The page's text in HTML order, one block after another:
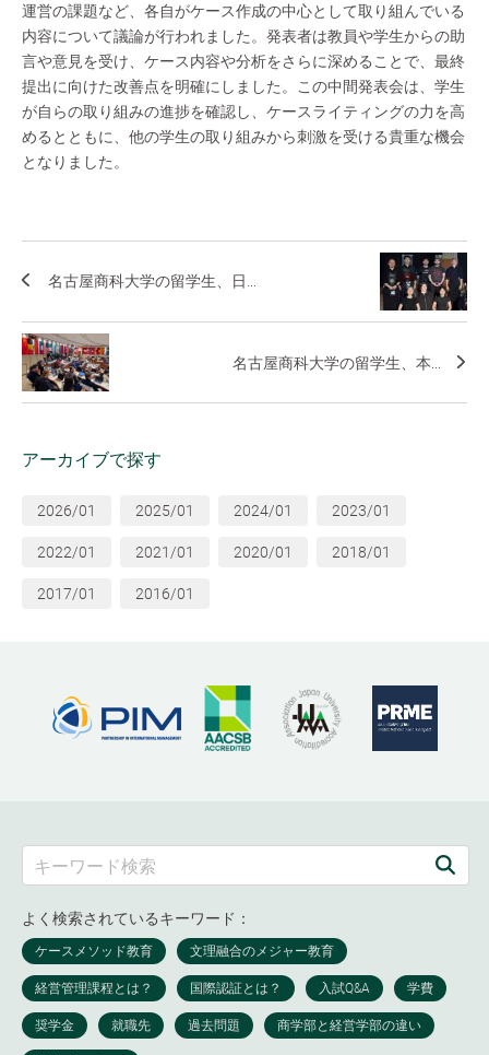
運営の課題など、各自がケース作成の中心として取り組んでいる
内容について議論が行われました。発表者は教員や学生からの助
言や意見を受け、ケース内容や分析をさらに深めることで、最終
提出に向けた改善点を明確にしました。この中間発表会は、学生
が自らの取り組みの進捗を確認し、ケースライティングの力を高
めるとともに、他の学生の取り組みから刺激を受ける貴重な機会
となりました。
名古屋商科大学の留学生、日...
名古屋商科大学の留学生、本...
アーカイブで探す
2026/01 2025/01 2024/01 2023/01
2022/01 2021/01 2020/01 2018/01
2017/01 2016/01
よく検索されているキーワード：